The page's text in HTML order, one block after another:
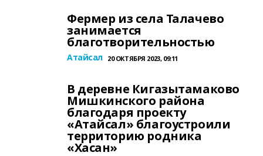
Фермер из села Талачево
занимается
благотворительностью
Атайсал 20 ОКТЯБРЯ 2023, 09:11
В деревне Кигазытамаково
Мишкинского района
благодаря проекту
«Атайсал» благоустроили
территорию родника
«Хасан»